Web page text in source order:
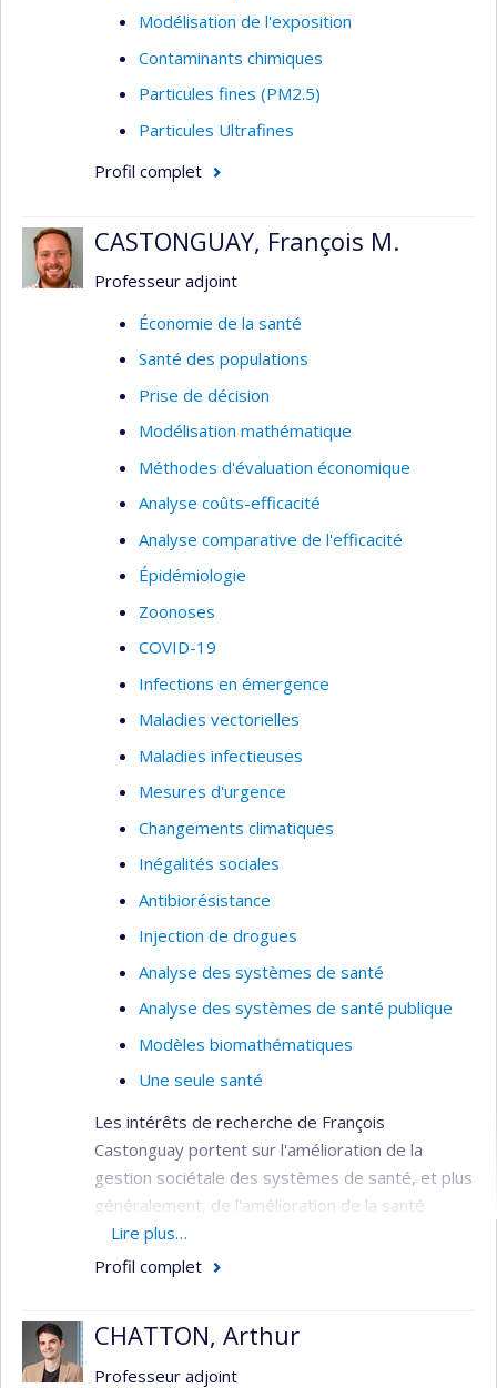
Modélisation de l'exposition
Contaminants chimiques
Particules fines (PM2.5)
Particules Ultrafines
Profil complet
CASTONGUAY, François M.
Professeur adjoint
Économie de la santé
Santé des populations
Prise de décision
Modélisation mathématique
Méthodes d'évaluation économique
Analyse coûts-efficacité
Analyse comparative de l'efficacité
Épidémiologie
Zoonoses
COVID-19
Infections en émergence
Maladies vectorielles
Maladies infectieuses
Mesures d'urgence
Changements climatiques
Inégalités sociales
Antibiorésistance
Injection de drogues
Analyse des systèmes de santé
Analyse des systèmes de santé publique
Modèles biomathématiques
Une seule santé
Les intérêts de recherche de François
Castonguay portent sur l'amélioration de la
gestion sociétale des systèmes de santé, et plus
généralement, de l'amélioration de la santé
des populations de façon durable et équitable.
Lire plus…
Profil complet
CHATTON, Arthur
Professeur adjoint